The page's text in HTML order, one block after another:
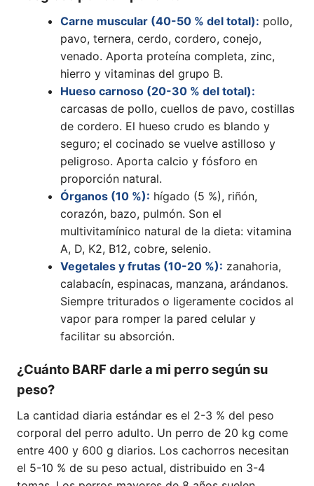
Carne muscular (40-50 % del total): pollo,
pavo, ternera, cerdo, cordero, conejo,
venado. Aporta proteína completa, zinc,
hierro y vitaminas del grupo B.
Hueso carnoso (20-30 % del total):
carcasas de pollo, cuellos de pavo, costillas
de cordero. El hueso crudo es blando y
seguro; el cocinado se vuelve astilloso y
peligroso. Aporta calcio y fósforo en
proporción natural.
Órganos (10 %): hígado (5 %), riñón,
corazón, bazo, pulmón. Son el
multivitamínico natural de la dieta: vitamina
A, D, K2, B12, cobre, selenio.
Vegetales y frutas (10-20 %): zanahoria,
calabacín, espinacas, manzana, arándanos.
Siempre triturados o ligeramente cocidos al
vapor para romper la pared celular y
facilitar su absorción.
¿Cuánto BARF darle a mi perro según su
peso?
La cantidad diaria estándar es el 2-3 % del peso
corporal del perro adulto. Un perro de 20 kg come
entre 400 y 600 g diarios. Los cachorros necesitan
el 5-10 % de su peso actual, distribuido en 3-4